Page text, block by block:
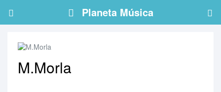
Planeta Música
M.Morla